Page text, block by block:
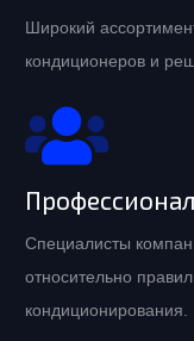
Широкий
кондиционеров и
Специалисты
относительно
кондиционирования.